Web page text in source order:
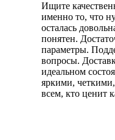
Ищите
именно то, что
осталась
понятен.
параметры.
вопросы.
идеальном
яркими,
всем, кто ценит